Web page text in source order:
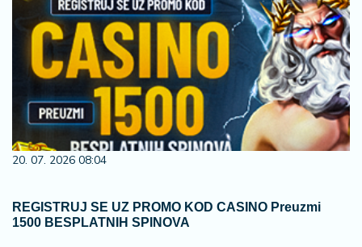
20. 07. 2026 08:04
REGISTRUJ SE UZ PROMO KOD CASINO Preuzmi
1500 BESPLATNIH SPINOVA